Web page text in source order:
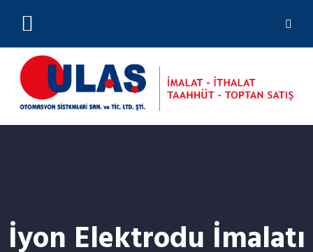
İyon Elektrodu İmalatı